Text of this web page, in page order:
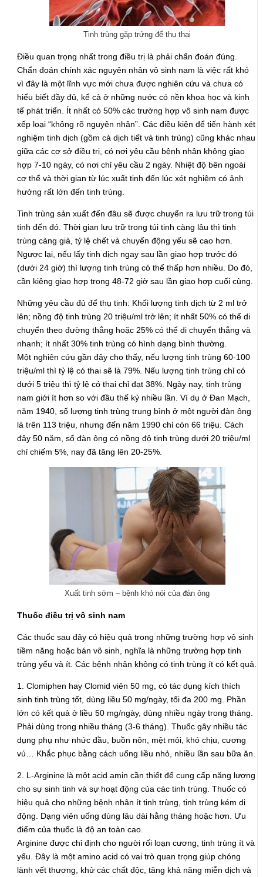
Tinh trùng gặp trứng để thụ thai
Điều quan trọng nhất trong điều trị là phải chẩn đoán đúng.
Chẩn đoán chính xác nguyên nhân vô sinh nam là việc rất khó
vì đây là một lĩnh vực mới chưa được nghiên cứu và chưa có
hiểu biết đầy đủ, kể cả ở những nước có nền khoa học và kinh
tế phát triển. Ít nhất có 50% các trường hợp vô sinh nam được
xếp loại “không rõ nguyên nhân”. Các điều kiện để tiến hành xét
nghiệm tinh dịch (gồm cả dịch tiết và tinh trùng) cũng khác nhau
giữa các cơ sở điều trị, có nơi yêu cầu bệnh nhân không giao
hợp 7-10 ngày, có nơi chỉ yêu cầu 2 ngày. Nhiệt độ bên ngoài
cơ thể và thời gian từ lúc xuất tinh đến lúc xét nghiệm có ảnh
hưởng rất lớn đến tinh trùng.
Tinh trùng sản xuất đến đâu sẽ được chuyển ra lưu trữ trong túi
tinh đến đó. Thời gian lưu trữ trong túi tinh càng lâu thì tinh
trùng càng già, tỷ lệ chết và chuyển động yếu sẽ cao hơn.
Ngược lại, nếu lấy tinh dịch ngay sau lần giao hợp trước đó
(dưới 24 giờ) thì lượng tinh trùng có thể thấp hơn nhiều. Do đó,
cần kiêng giao hợp trong 48-72 giờ sau lần giao hợp cuối cùng.
Những yêu cầu đủ để thụ tinh: Khối lượng tinh dịch từ 2 ml trở
lên; nồng độ tinh trùng 20 triệu/ml trở lên; ít nhất 50% có thể di
chuyển theo đường thẳng hoặc 25% có thể di chuyển thẳng và
nhanh; ít nhất 30% tinh trùng có hình dạng bình thường.
Một nghiên cứu gần đây cho thấy, nếu lượng tinh trùng 60-100
triệu/ml thì tỷ lệ có thai sẽ là 79%. Nếu lượng tinh trùng chỉ có
dưới 5 triệu thì tỷ lệ có thai chỉ đạt 38%. Ngày nay, tinh trùng
nam giới ít hơn so với đầu thế kỷ nhiều lần. Ví dụ ở Đan Mạch,
năm 1940, số lượng tinh trùng trung bình ở một người đàn ông
là trên 113 triệu, nhưng đến năm 1990 chỉ còn 66 triệu. Cách
đây 50 năm, số đàn ông có nồng độ tinh trùng dưới 20 triệu/ml
chỉ chiếm 5%, nay đã tăng lên 20-25%.
Xuất tinh sớm – bệnh khó nói của đàn ông
Thuốc điều trị vô sinh nam
Các thuốc sau đây có hiệu quả trong những trường hợp vô sinh
tiềm năng hoặc bán vô sinh, nghĩa là những trường hợp tinh
trùng yếu và ít. Các bệnh nhân không có tinh trùng ít có kết quả.
1. Clomiphen hay Clomid viên 50 mg, có tác dụng kích thích
sinh tinh trùng tốt, dùng liều 50 mg/ngày, tối đa 200 mg. Phần
lớn có kết quả ở liều 50 mg/ngày, dùng nhiều ngày trong tháng.
Phải dùng trong nhiều tháng (3-6 tháng). Thuốc gây nhiều tác
dụng phụ như nhức đầu, buồn nôn, mệt mỏi, khó chịu, cương
vú… Khắc phục bằng cách uống liều nhỏ, nhiều lần sau bữa ăn.
2. L-Arginine là một acid amin cần thiết để cung cấp năng lượng
cho sự sinh tinh và sự hoạt động của các tinh trùng. Thuốc có
hiệu quả cho những bệnh nhân ít tinh trùng, tinh trùng kém di
động. Dạng viên uống dùng lâu dài hằng tháng hoặc hơn. Ưu
điểm của thuốc là độ an toàn cao.
Arginine được chỉ định cho người rối loạn cương, tinh trùng ít và
yếu. Đây là một amino acid có vai trò quan trọng giúp chóng
lành vết thương, khử các chất độc, tăng khả năng miễn dịch và